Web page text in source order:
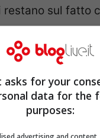
restano sul fatto
ma rimane la
qualora davvero
asks for your
data for the
purposes: